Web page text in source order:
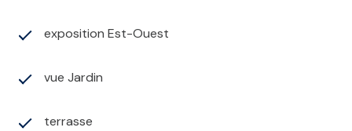
exposition Est-Ouest
vue Jardin
terrasse